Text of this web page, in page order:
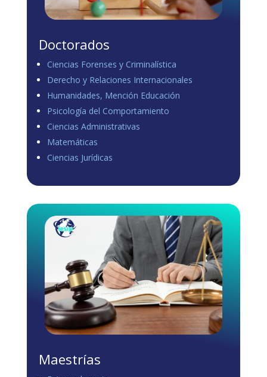
Load more
Doctorados
Ciencias Forenses y Criminalística
Derecho y Relaciones Internacionales
Humanidades, Mención Educación
Psicología del Comportamiento
Ciencias Administrativas
Matemáticas
Ciencias Jurídicas
Maestrías